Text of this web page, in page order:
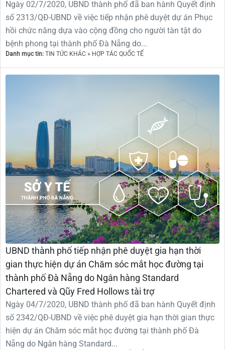
Ngày 02/7/2020, UBND thành phố đã ban hành Quyết định
số 2313/QĐ-UBND về việc tiếp nhận phê duyệt dự án Phục
hồi chức năng dựa vào cộng đồng cho người tàn tật do
bệnh phong tại thành phố Đà Nẵng do...
Danh mục tin: TIN TỨC KHÁC » HỢP TÁC QUỐC TẾ
UBND thành phố tiếp nhận phê duyệt gia hạn thời
gian thực hiện dự án Chăm sóc mắt học đường tại
thành phố Đà Nẵng do Ngân hàng Standard
Chartered và Qũy Fred Hollows tài trợ
Ngày 04/7/2020, UBND thành phố đã ban hành Quyết định
số 2342/QĐ-UBND về việc phê duyệt gia hạn thời gian thực
hiện dự án Chăm sóc mắt học đường tại thành phố Đà
Nẵng do Ngân hàng Standard...